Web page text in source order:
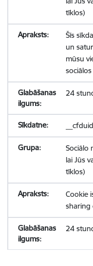
tīklos)
Šīs
un
mūsu
24
__cfduid
Sociālo
lai Jūs
tīklos)
Cookie
sharing
24